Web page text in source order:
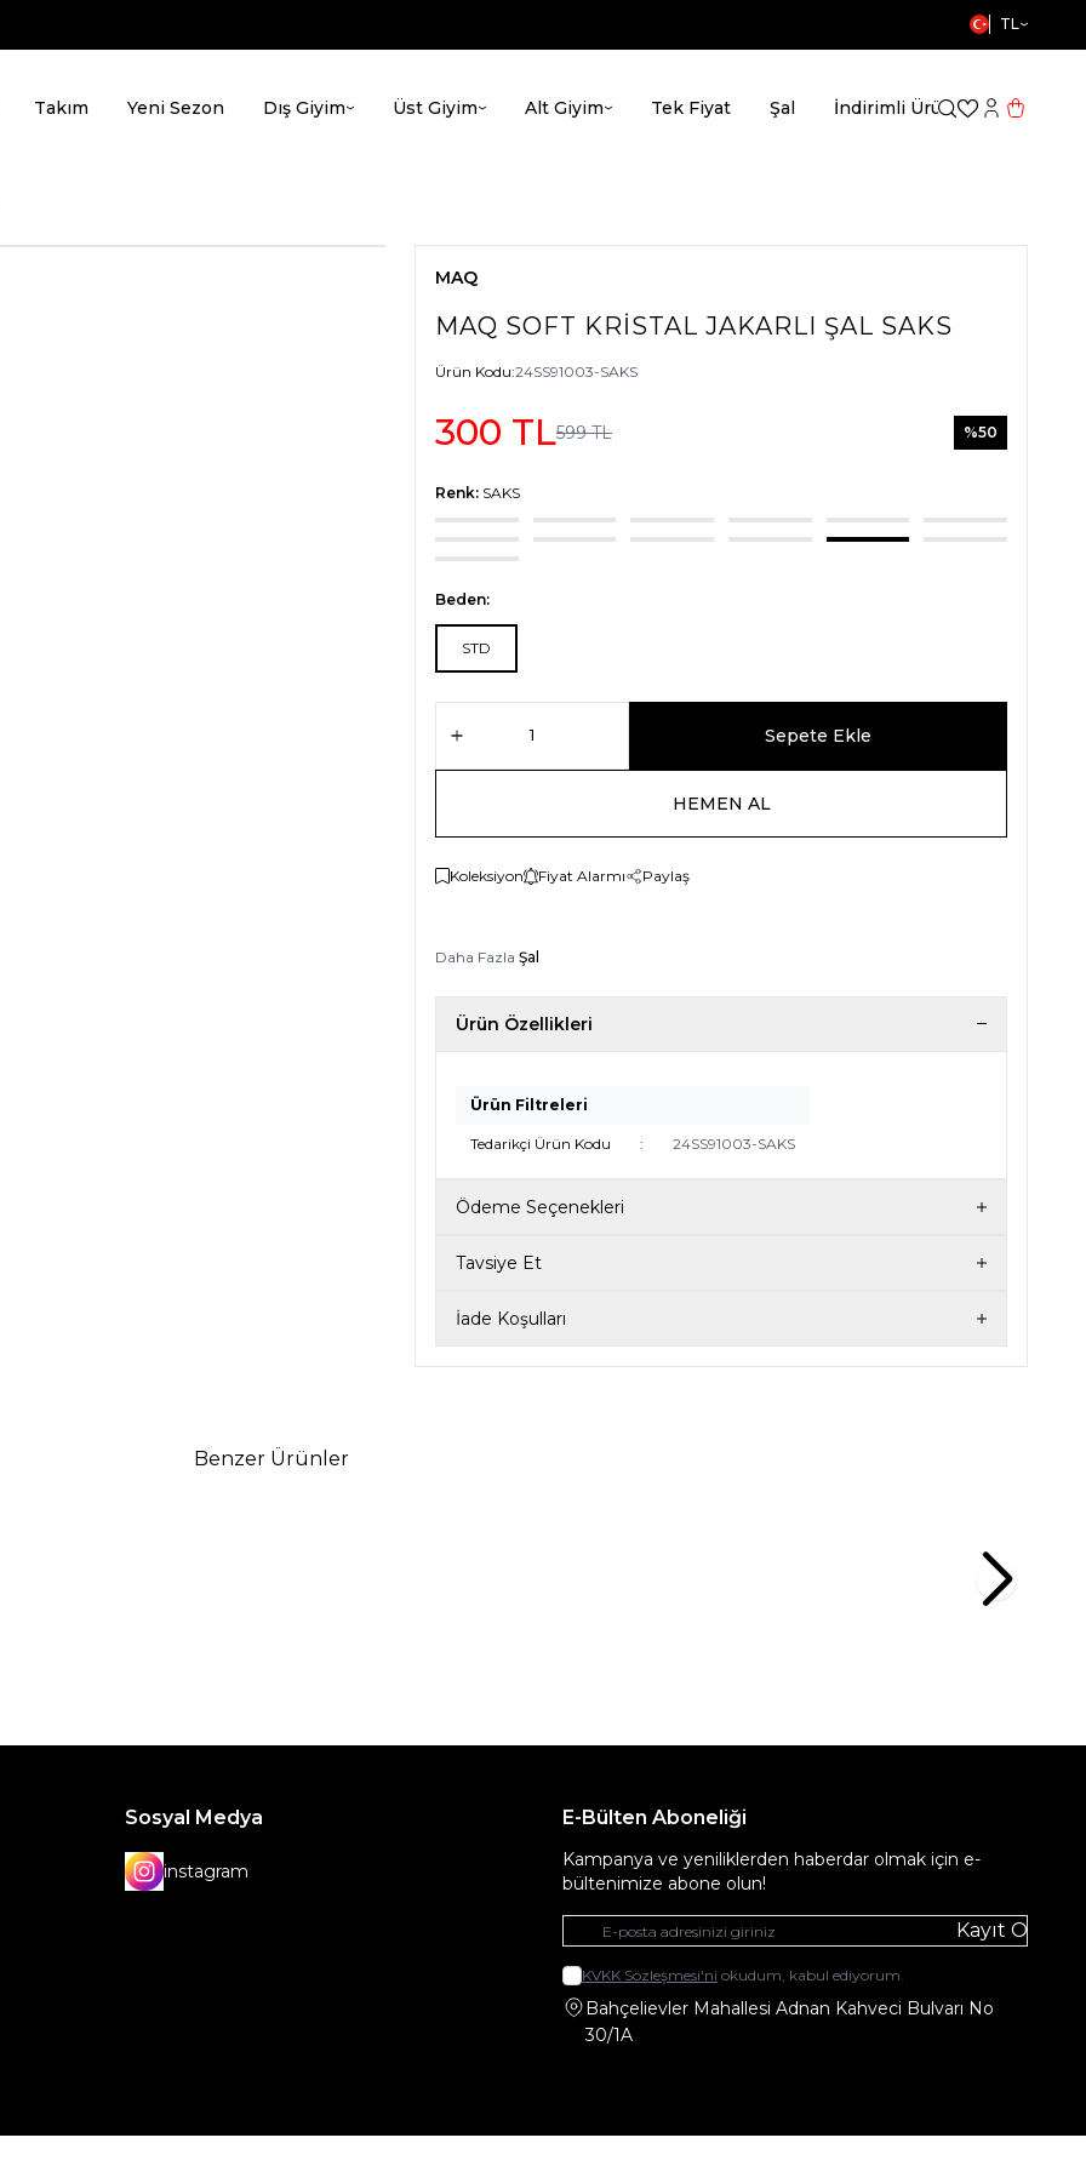
TL
Takım Yeni Sezon Dış Giyim Üst Giyim Alt Giyim Tek Fiyat Şal İndirimli ÜrünlerFavorilerim
Hesabım
Sepetim
MAQ
MAQ SOFT KRISTAL JAKARLI ŞAL SAKS
Ürün Kodu:24SS91003-SAKS
599TL
300 TL %50
Renk: SAKS
Beden:
STD
Sepete Ekle
HEMEN AL
Koleksiyon Fiyat Alarmı Paylaş
Daha Fazla Şal
Ürün Özellikleri
Ürün Filtreleri
Tedarikçi Ürün Kodu : 24SS91003-SAKS
Ödeme Seçenekleri
Tavsiye Et
İade Koşulları
Benzer Ürünler
12
Sosyal Medya
instagram
E-Bülten Aboneliği
Kampanya ve yeniliklerden haberdar olmak için e-
bültenimize abone olun!
Kayıt Ol
KVKK Sözleşmesi'ni okudum, kabul ediyorum.
Bahçelievler Mahallesi Adnan Kahveci Bulvarı No
30/1A